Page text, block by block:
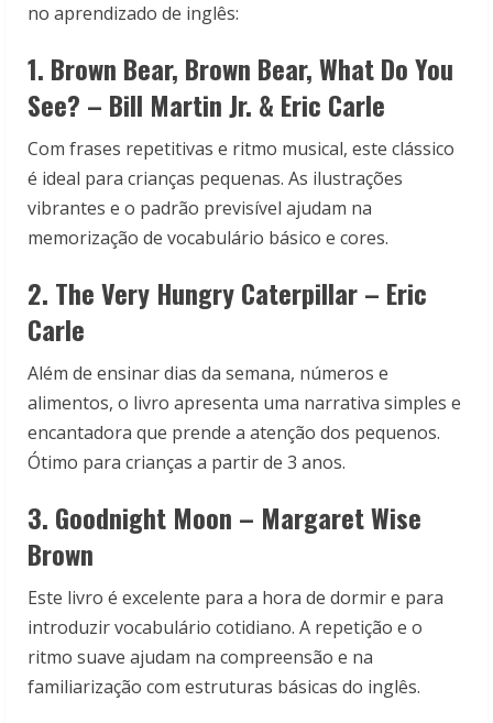
no aprendizado de inglês:
1. Brown Bear, Brown Bear, What Do You
See? – Bill Martin Jr. & Eric Carle
Com frases repetitivas e ritmo musical, este clássico
é ideal para crianças pequenas. As ilustrações
vibrantes e o padrão previsível ajudam na
memorização de vocabulário básico e cores.
2. The Very Hungry Caterpillar – Eric
Carle
Além de ensinar dias da semana, números e
alimentos, o livro apresenta uma narrativa simples e
encantadora que prende a atenção dos pequenos.
Ótimo para crianças a partir de 3 anos.
3. Goodnight Moon – Margaret Wise
Brown
Este livro é excelente para a hora de dormir e para
introduzir vocabulário cotidiano. A repetição e o
ritmo suave ajudam na compreensão e na
familiarização com estruturas básicas do inglês.